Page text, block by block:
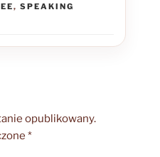
,SPEAKING
opublikowany.
*